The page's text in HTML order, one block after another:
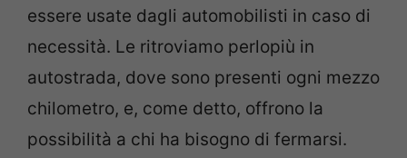
essere usate dagli automobilisti in caso di
necessità. Le ritroviamo perlopiù in
autostrada, dove sono presenti ogni mezzo
chilometro, e, come detto, offrono la
possibilità a chi ha bisogno di fermarsi.